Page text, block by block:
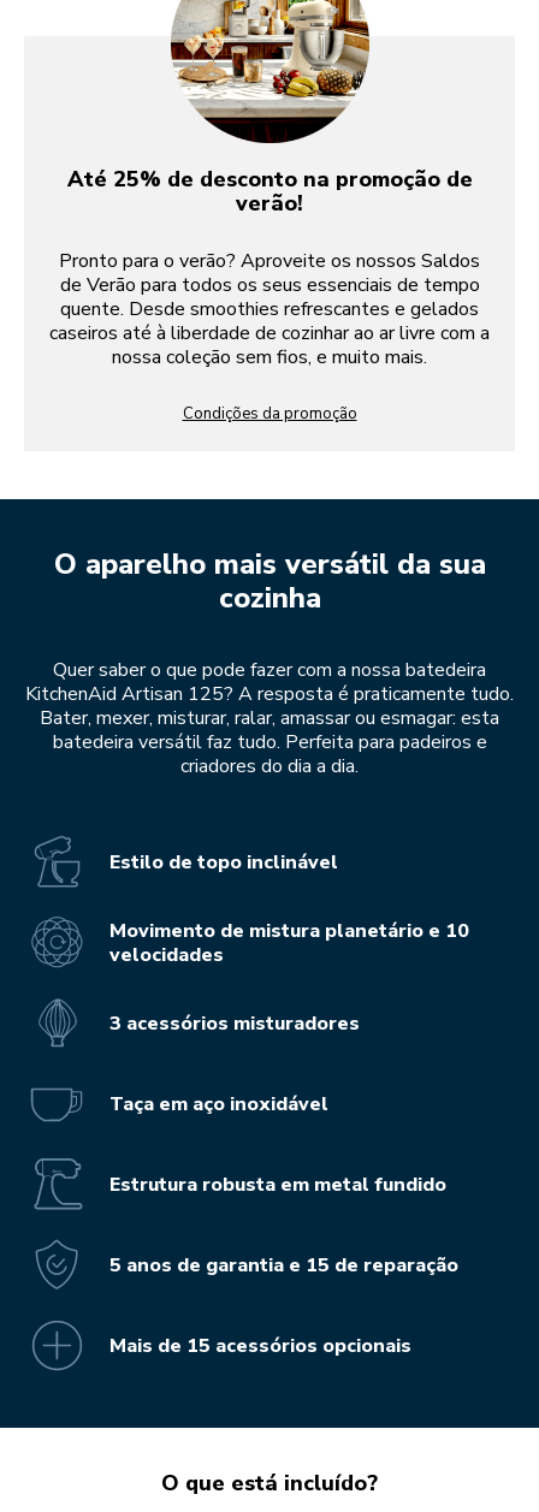
Até 25% de desconto na promoção de
verão!
Pronto para o verão? Aproveite os nossos Saldos
de Verão para todos os seus essenciais de tempo
quente. Desde smoothies refrescantes e gelados
caseiros até à liberdade de cozinhar ao ar livre com a
nossa coleção sem fios, e muito mais.
Condições da promoção
O aparelho mais versátil da sua
cozinha
Quer saber o que pode fazer com a nossa batedeira
KitchenAid Artisan 125? A resposta é praticamente tudo.
Bater, mexer, misturar, ralar, amassar ou esmagar: esta
batedeira versátil faz tudo. Perfeita para padeiros e
criadores do dia a dia.
Estilo de topo inclinável
Movimento de mistura planetário e 10
velocidades
3 acessórios misturadores
Taça em aço inoxidável
Estrutura robusta em metal fundido
5 anos de garantia e 15 de reparação
Mais de 15 acessórios opcionais
O que está incluído?